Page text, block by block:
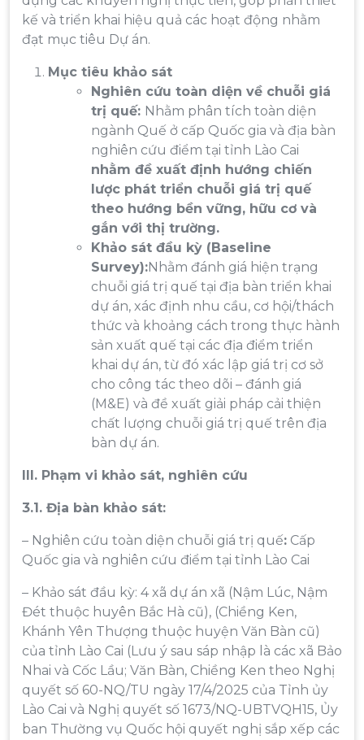
kế và triển khai hiệu quả các hoạt động nhằm
đạt mục tiêu Dự án.
Mục tiêu khảo sát
Nghiên cứu toàn diện về chuỗi giá
trị quế: Nhằm phân tích toàn diện
ngành Quế ở cấp Quốc gia và địa bàn
nghiên cứu điểm tại tỉnh Lào Cai
nhằm đề xuất định hướng chiến
lược phát triển chuỗi giá trị quế
theo hướng bền vững, hữu cơ và
gắn với thị trường.
Khảo sát đầu kỳ (Baseline
Survey):Nhằm đánh giá hiện trạng
chuỗi giá trị quế tại địa bàn triển khai
dự án, xác định nhu cầu, cơ hội/thách
thức và khoảng cách trong thực hành
sản xuất quế tại các địa điểm triển
khai dự án, từ đó xác lập giá trị cơ sở
cho công tác theo dõi – đánh giá
(M&E) và đề xuất giải pháp cải thiện
chất lượng chuỗi giá trị quế trên địa
bàn dự án.
III. Phạm vi khảo sát, nghiên cứu
3.1. Địa bàn khảo sát:
– Nghiên cứu toàn diện chuỗi giá trị quế: Cấp
Quốc gia và nghiên cứu điểm tại tỉnh Lào Cai
– Khảo sát đầu kỳ: 4 xã dự án xã (Nậm Lúc, Nậm
Đét thuộc huyên Bắc Hà cũ), (Chiềng Ken,
Khánh Yên Thượng thuộc huyện Văn Bàn cũ)
của tỉnh Lào Cai (Lưu ý sau sáp nhập là các xã Bảo
Nhai và Cốc Lầu; Văn Bàn, Chiềng Ken theo Nghị
quyết số 60-NQ/TU ngày 17/4/2025 của Tỉnh ủy
Lào Cai và Nghị quyết số 1673/NQ-UBTVQH15, Ủy
ban Thường vụ Quốc hội quyết nghị sắp xếp các